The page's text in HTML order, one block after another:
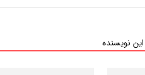
این نویسنده